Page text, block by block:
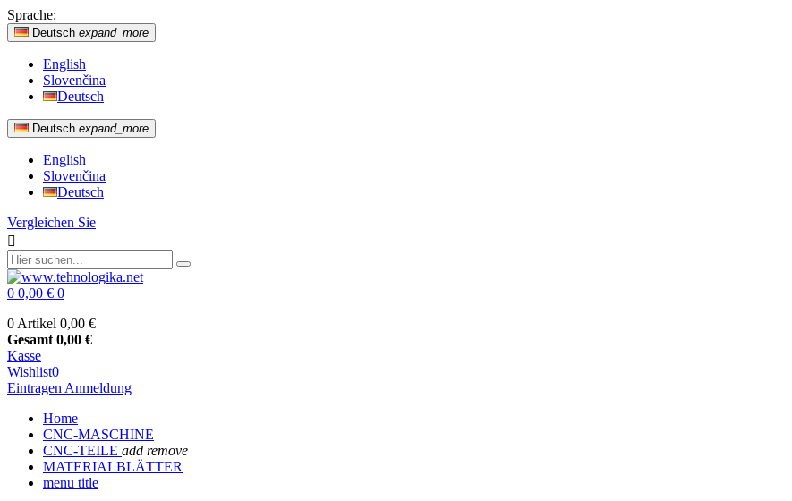
Sprache:
Deutsch expand_more
English
Slovenčina
Deutsch
Deutsch expand_more
English
Slovenčina
Deutsch
Vergleichen Sie

0 0,00 € 0
0 Artikel 0,00 €
Gesamt 0,00 €
Kasse
Wishlist0
Eintragen Anmeldung
Home
CNC-MASCHINE
CNC-TEILE add remove
MATERIALBLÄTTER
menu title